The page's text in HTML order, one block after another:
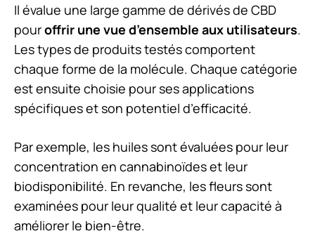
Il évalue une large gamme de dérivés de CBD
pouroffrir une vue d’ensemble aux utilisateurs.
Les types de produits testés comportent
chaque forme de la molécule. Chaque catégorie
est ensuite choisie pour ses applications
spécifiques et son potentiel d’efficacité.
Par exemple, les huiles sont évaluées pour leur
concentration en cannabinoïdes et leur
biodisponibilité. En revanche, les fleurs sont
examinées pour leur qualité et leur capacité à
améliorer le bien-être.